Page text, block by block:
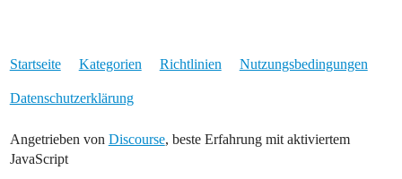
Startseite Kategorien Richtlinien Nutzungsbedingungen
Datenschutzerklärung
Angetrieben von Discourse, beste Erfahrung mit aktiviertem
JavaScript